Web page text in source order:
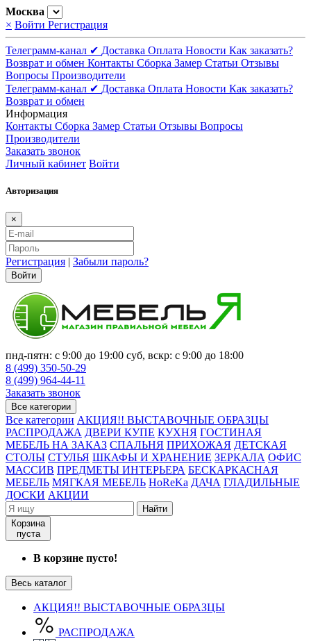
Москва
× Войти Регистрация
Телеграмм-канал ✔ Доставка Оплата Новости Как заказать?
Возврат и обмен Контакты Сборка Замер Статьи Отзывы
Вопросы Производители
Телеграмм-канал ✔ Доставка Оплата Новости Как заказать?
Возврат и обмен
Информация
Контакты Сборка Замер Статьи Отзывы Вопросы
Производители
Заказать звонок
Личный кабинет Войти
Авторизация
×
Регистрация | Забыли пароль?
Войти
пнд-пятн: с 9:00 до 19:00 суб, вскр: с 9:00 до 18:00
8 (499) 350-50-29
8 (499) 964-44-11
Заказать звонок
Все категории
Все категории АКЦИЯ!! ВЫСТАВОЧНЫЕ ОБРАЗЦЫ
РАСПРОДАЖА ДВЕРИ КУПЕ КУХНЯ ГОСТИНАЯ
МЕБЕЛЬ НА ЗАКАЗ СПАЛЬНЯ ПРИХОЖАЯ ДЕТСКАЯ
СТОЛЫ СТУЛЬЯ ШКАФЫ И ХРАНЕНИЕ ЗЕРКАЛА ОФИС
МАССИВ ПРЕДМЕТЫ ИНТЕРЬЕРА БЕСКАРКАСНАЯ
МЕБЕЛЬ МЯГКАЯ МЕБЕЛЬ HoReKa ДАЧА ГЛАДИЛЬНЫЕ
ДОСКИ АКЦИИ
Найти
Корзина
пуста
В корзине пусто!
Весь каталог
АКЦИЯ!! ВЫСТАВОЧНЫЕ ОБРАЗЦЫ
РАСПРОДАЖА